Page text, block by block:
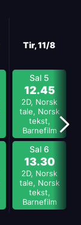
Tir, 11/8
Sal 5
12.45
2D, Norsk
tale, Norsk
tekst,
Barnefilm
Sal 6
13.30
2D, Norsk
tale, Norsk
tekst,
Barnefilm